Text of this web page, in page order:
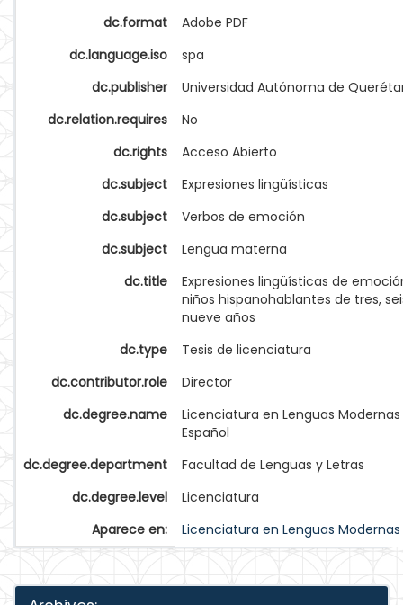
dc.format
Adobe PDF
dc.language.iso
spa
dc.publisher
Universidad Autónoma de
dc.relation.requires
No
dc.rights
Acceso Abierto
dc.subject
Expresiones lingüísticas
dc.subject
Verbos de emoción
dc.subject
Lengua materna
dc.title
Expresiones lingüísticas de
niños hispanohablantes de tres,
nueve años
dc.type
Tesis de licenciatura
dc.contributor.role
Director
dc.degree.name
Licenciatura en Lenguas
Español
dc.degree.department
Facultad de Lenguas y Letras
dc.degree.level
Licenciatura
Aparece en:
Licenciatura en Lenguas